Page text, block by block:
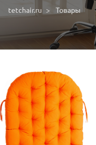
tetchair.ru Товары